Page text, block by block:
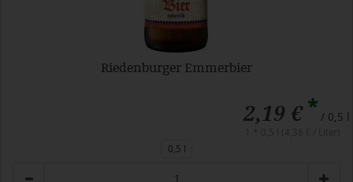
Riedenburger Emmerbier
2,19 €* / 0,5 l
0,5 l